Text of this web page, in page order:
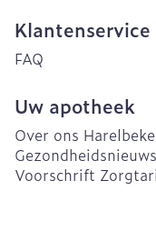
Klantenservice
FAQ
Uw apotheek
Over ons Harelbeke
Gezondheidsnieuws
Voorschrift